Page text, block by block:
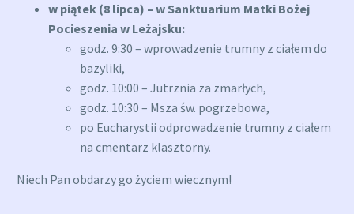
w piątek (8 lipca) – w Sanktuarium Matki Bożej
Pocieszenia w Leżajsku:
godz. 9:30 – wprowadzenie trumny z ciałem do
bazyliki,
godz. 10:00 – Jutrznia za zmarłych,
godz. 10:30 – Msza św. pogrzebowa,
po Eucharystii odprowadzenie trumny z ciałem
na cmentarz klasztorny.
Niech Pan obdarzy go życiem wiecznym!